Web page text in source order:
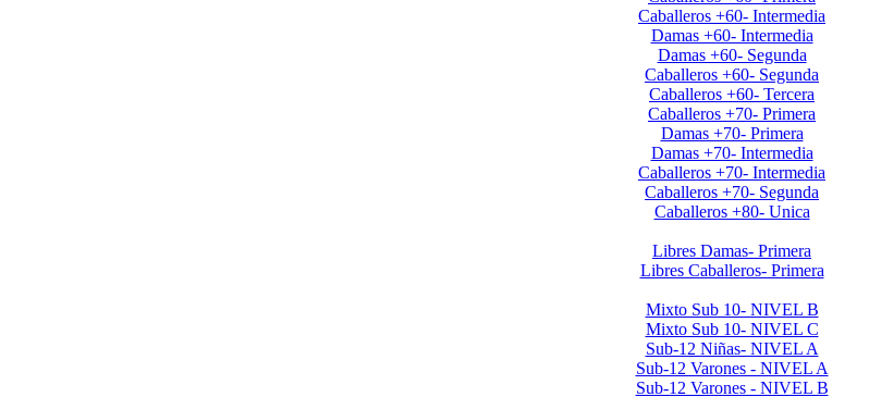
Caballeros +60- Intermedia
Damas +60- Intermedia
Damas +60- Segunda
Caballeros +60- Segunda
Caballeros +60- Tercera
Caballeros +70- Primera
Damas +70- Primera
Damas +70- Intermedia
Caballeros +70- Intermedia
Caballeros +70- Segunda
Caballeros +80- Unica
Libres Damas- Primera
Libres Caballeros- Primera
Mixto Sub 10- NIVEL B
Mixto Sub 10- NIVEL C
Sub-12 Niñas- NIVEL A
Sub-12 Varones - NIVEL A
Sub-12 Varones - NIVEL B